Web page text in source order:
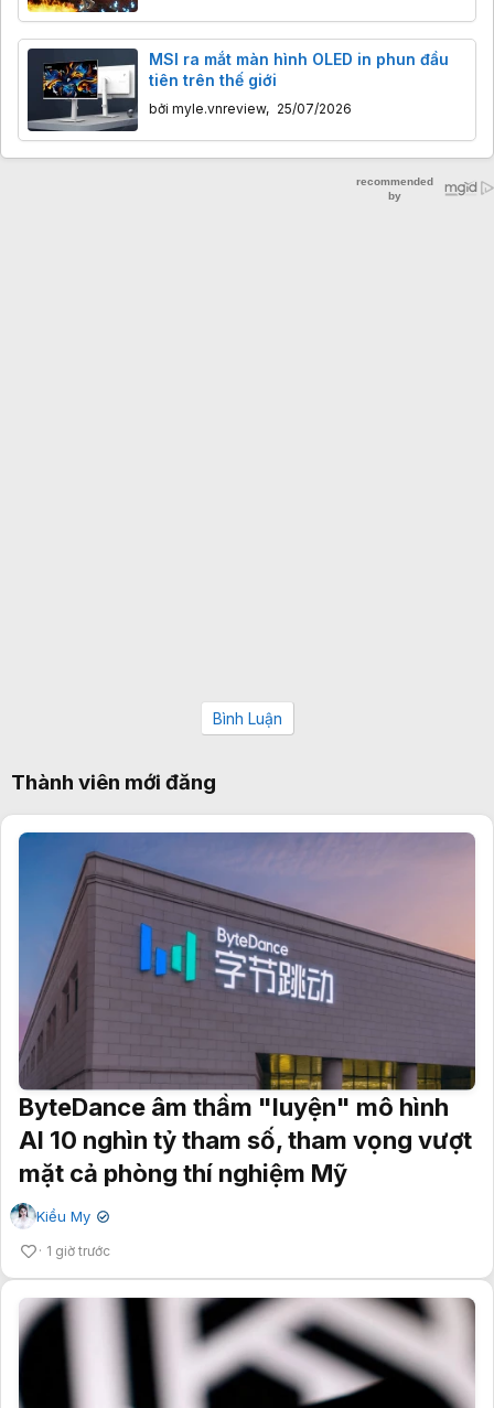
MSI ra mắt màn hình OLED in phun đầu
tiên trên thế giới
bởi myle.vnreview, 25/07/2026
Bình Luận
Thành viên mới đăng
ByteDance âm thầm "luyện" mô hình
AI 10 nghìn tỷ tham số, tham vọng vượt
mặt cả phòng thí nghiệm Mỹ
Kiều My ✔
1 giờ trước